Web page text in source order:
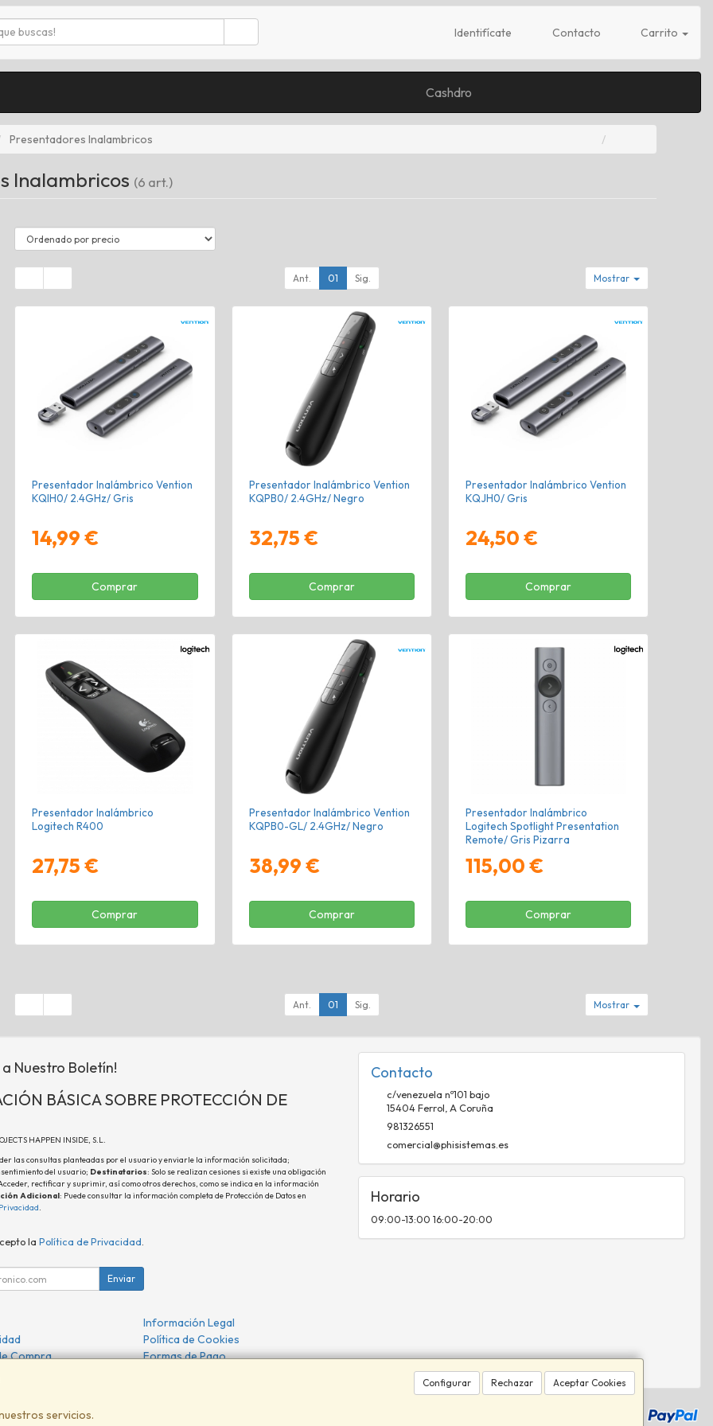
Identifícate Contacto Carrito
Cashdro
Presentadores Inalambricos
Inalambricos (6 art.)
Ant. 01 Sig. Mostrar
Presentador Inalámbrico Vention
KQIH0/ 2.4GHz/ Gris
14,99 €
Comprar
Presentador Inalámbrico Vention
KQPB0/ 2.4GHz/ Negro
32,75 €
Comprar
Presentador Inalámbrico Vention
KQJH0/ Gris
24,50 €
Comprar
Presentador Inalámbrico
Logitech R400
27,75 €
Comprar
Presentador Inalámbrico Vention
KQPB0-GL/ 2.4GHz/ Negro
38,99 €
Comprar
Presentador Inalámbrico
Logitech Spotlight Presentation
Remote/ Gris Pizarra
115,00 €
Comprar
Ant. 01 Sig. Mostrar
Configurar Rechazar Aceptar Cookies
servicios.
a Nuestro Boletín!
BÁSICA SOBRE PROTECCIÓN DE
HAPPEN INSIDE, S.L.
las consultas planteadas por el usuario y enviarle la información solicitada;
del usuario; Destinatarios: Solo se realizan cesiones si existe una obligación
rectificar y suprimir, así como otros derechos, como se indica en la información
Adicional: Puede consultar la información completa de Protección de Datos en
.
la Política de Privacidad.
Enviar
Información Legal
Política de Cookies
Compra
Formas de Pago
Contacto
c/venezuela nº101 bajo
15404 Ferrol,A Coruña
981326551
comercial@phisistemas.es
Horario
09:00-13:00 16:00-20:00